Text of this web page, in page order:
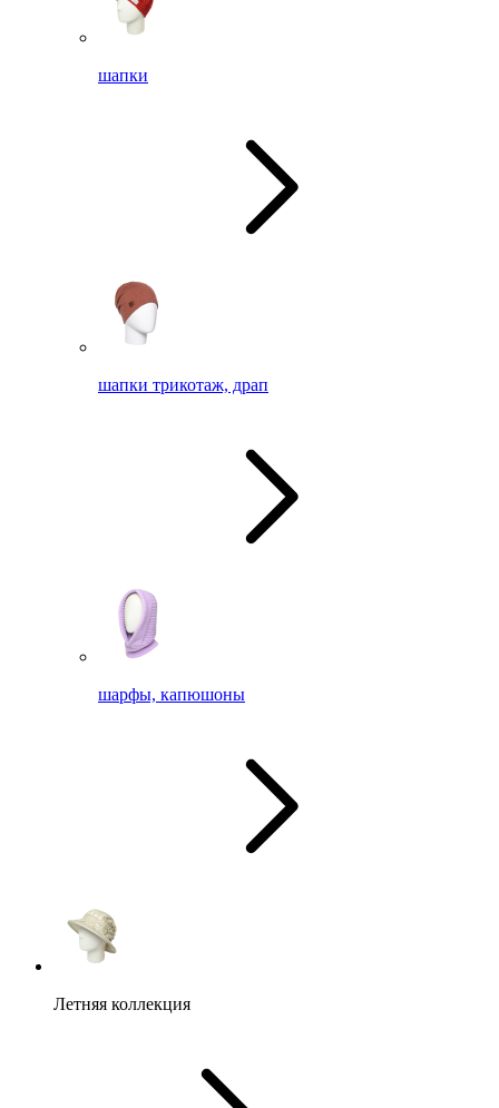
шапки
шапки трикотаж, драп
шарфы, капюшоны
Летняя коллекция